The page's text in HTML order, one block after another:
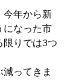
今年から新
になった市
限りでは3つ
ってきま